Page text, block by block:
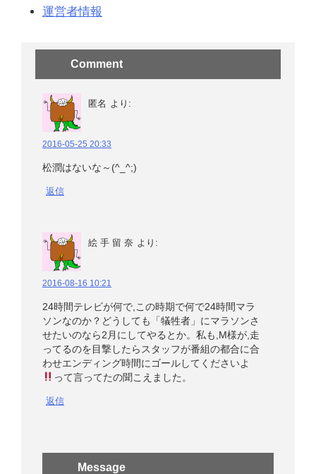
運営者情報
Comment
匿名 より:
2016-05-25 20:33
松潤はないな～(^_^;)
返信
絵 手 留 奈 より:
2016-08-16 10:21
24時間テレビが何で,この時期で何で24時間マラ
ソンなのか？どうしても「犠牲者」にマラソンさ
せたいのなら2月にしてやるとか。私も,M様が,走
ってるのを目撃したらスタッフが番組の都合に合
わせエンディング時間にゴールしてくださいよ
って言ってたの聞こえました。
返信
Message